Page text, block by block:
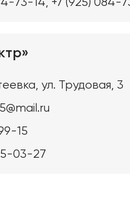
ул. Трудовая, 3
15
03-27